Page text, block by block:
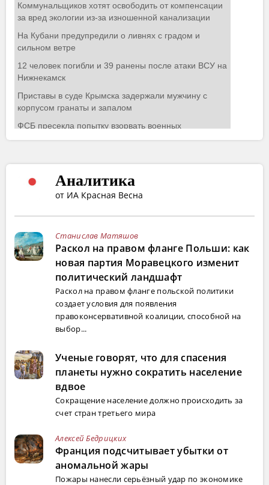
Аналитика
от ИА Красная Весна
Станислав Матяшов
Раскол на правом фланге Польши: как
новая партия Моравецкого изменит
политический ландшафт
Раскол на правом фланге польской политики
создает условия для появления
правоконсервативной коалиции, способной на
выбор...
Ученые говорят, что для спасения
планеты нужно сократить население
вдвое
Сокращение население должно происходить за
счет стран третьего мира
Алексей Бедрицких
Франция подсчитывает убытки от
аномальной жары
Пожары нанесли серьёзный удар по экономике